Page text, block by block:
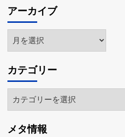
アーカイブ
ア
ー
イ
ブ
カテゴリー
テ
リ
メタ情報